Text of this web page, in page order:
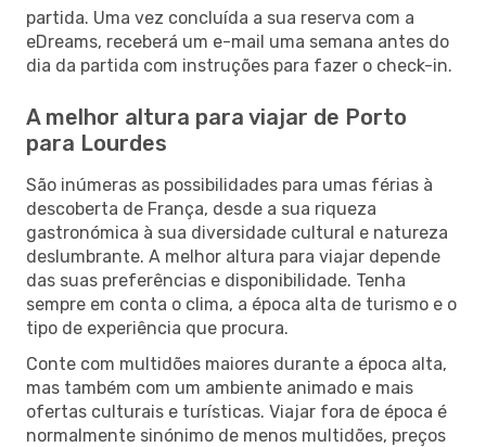
partida. Uma vez concluída a sua reserva com a
eDreams, receberá um e-mail uma semana antes do
dia da partida com instruções para fazer o check-in.
A melhor altura para viajar de Porto
para Lourdes
São inúmeras as possibilidades para umas férias à
descoberta de França, desde a sua riqueza
gastronómica à sua diversidade cultural e natureza
deslumbrante. A melhor altura para viajar depende
das suas preferências e disponibilidade. Tenha
sempre em conta o clima, a época alta de turismo e o
tipo de experiência que procura.
Conte com multidões maiores durante a época alta,
mas também com um ambiente animado e mais
ofertas culturais e turísticas. Viajar fora de época é
normalmente sinónimo de menos multidões, preços